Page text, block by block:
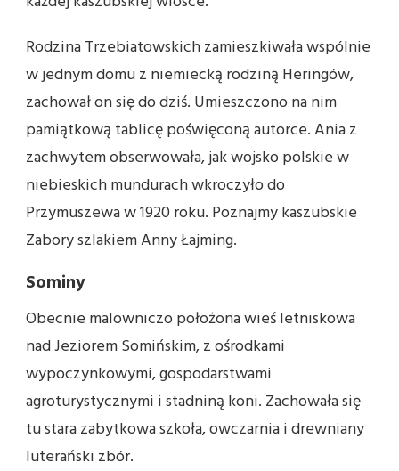
Rodzina Trzebiatowskich zamieszkiwała wspólnie
w jednym domu z niemiecką rodziną Heringów,
zachował on się do dziś. Umieszczono na nim
pamiątkową tablicę poświęconą autorce. Ania z
zachwytem obserwowała, jak wojsko polskie w
niebieskich mundurach wkroczyło do
Przymuszewa w 1920 roku. Poznajmy kaszubskie
Zabory szlakiem Anny Łajming.
Sominy
Obecnie malowniczo położona wieś letniskowa
nad Jeziorem Somińskim, z ośrodkami
wypoczynkowymi, gospodarstwami
agroturystycznymi i stadniną koni. Zachowała się
tu stara zabytkowa szkoła, owczarnia i drewniany
luterański zbór.